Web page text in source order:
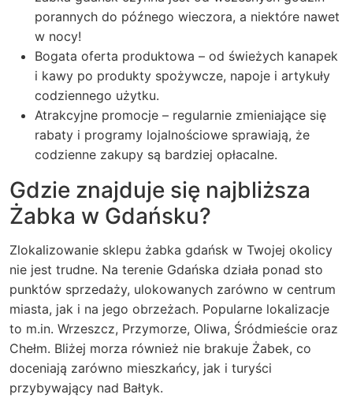
porannych do późnego wieczora, a niektóre nawet
w nocy!
Bogata oferta produktowa – od świeżych kanapek
i kawy po produkty spożywcze, napoje i artykuły
codziennego użytku.
Atrakcyjne promocje – regularnie zmieniające się
rabaty i programy lojalnościowe sprawiają, że
codzienne zakupy są bardziej opłacalne.
Gdzie znajduje się najbliższa
Żabka w Gdańsku?
Zlokalizowanie sklepu żabka gdańsk w Twojej okolicy
nie jest trudne. Na terenie Gdańska działa ponad sto
punktów sprzedaży, ulokowanych zarówno w centrum
miasta, jak i na jego obrzeżach. Popularne lokalizacje
to m.in. Wrzeszcz, Przymorze, Oliwa, Śródmieście oraz
Chełm. Bliżej morza również nie brakuje Żabek, co
doceniają zarówno mieszkańcy, jak i turyści
przybywający nad Bałtyk.